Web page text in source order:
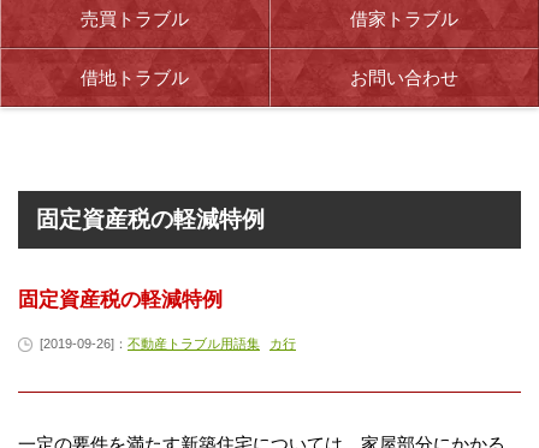
売買トラブル 借家トラブル
借地トラブル お問い合わせ
固定資産税の軽減特例
固定資産税の軽減特例
[2019-09-26]： 不動産トラブル用語集 カ行
一定の要件を満たす新築住宅については、家屋部分にかかる